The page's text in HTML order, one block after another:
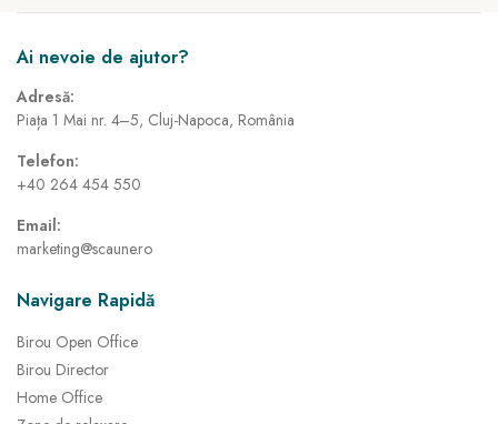
Ai nevoie de ajutor?
Adresă:
Piața 1 Mai nr. 4–5, Cluj-Napoca, România
Telefon:
+40 264 454 550
Email:
marketing@scaune.ro
Navigare Rapidă
Birou Open Office
Birou Director
Home Office